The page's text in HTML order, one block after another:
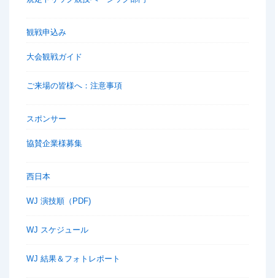
観戦申込み
大会観戦ガイド
ご来場の皆様へ：注意事項
スポンサー
協賛企業様募集
西日本
WJ 演技順（PDF)
WJ スケジュール
WJ 結果＆フォトレポート